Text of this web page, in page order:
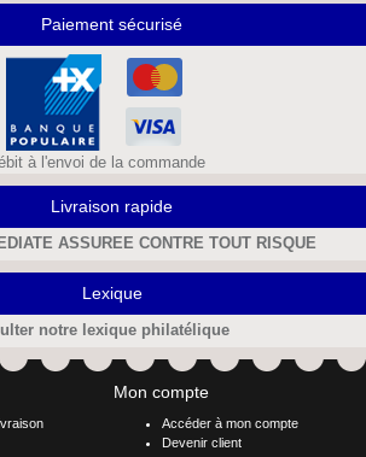
Paiement sécurisé
à l'envoi de la commande
Livraison rapide
ASSUREE CONTRE TOUT RISQUE
Lexique
notre lexique philatélique
Mon compte
Accéder à mon compte
Devenir client